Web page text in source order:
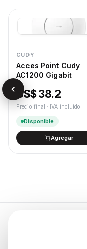
CUDY
Acces Point Cudy
AC1200 Gigabit
US$ 38.2
Precio final · IVA incluido
Disponible
Agregar